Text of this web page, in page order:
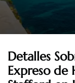
Detalles
Expreso de